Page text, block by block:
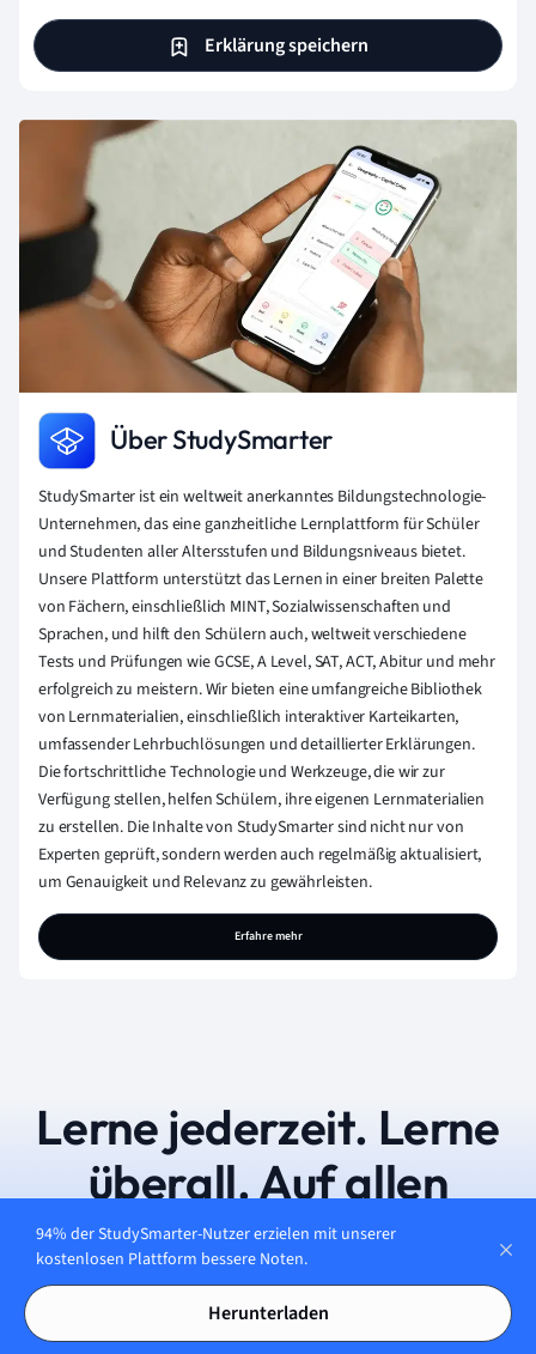
Erklärung speichern
Über StudySmarter
StudySmarter ist ein weltweit anerkanntes Bildungstechnologie-
Unternehmen, das eine ganzheitliche Lernplattform für Schüler
und Studenten aller Altersstufen und Bildungsniveaus bietet.
Unsere Plattform unterstützt das Lernen in einer breiten Palette
von Fächern, einschließlich MINT, Sozialwissenschaften und
Sprachen, und hilft den Schülern auch, weltweit verschiedene
Tests und Prüfungen wie GCSE, A Level, SAT, ACT, Abitur und mehr
erfolgreich zu meistern. Wir bieten eine umfangreiche Bibliothek
von Lernmaterialien, einschließlich interaktiver Karteikarten,
umfassender Lehrbuchlösungen und detaillierter Erklärungen.
Die fortschrittliche Technologie und Werkzeuge, die wir zur
Verfügung stellen, helfen Schülern, ihre eigenen Lernmaterialien
zu erstellen. Die Inhalte von StudySmarter sind nicht nur von
Experten geprüft, sondern werden auch regelmäßig aktualisiert,
um Genauigkeit und Relevanz zu gewährleisten.
Erfahre mehr
Lerne jederzeit. Lerne
überall. Auf allen
Geräten.
94% der StudySmarter-Nutzer erzielen mit unserer
kostenlosen Plattform bessere Noten.
Herunterladen